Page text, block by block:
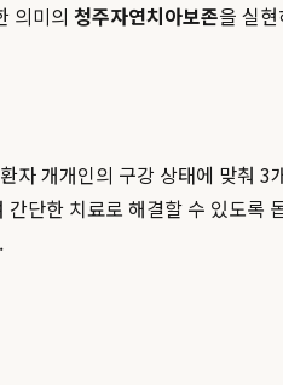
의미의 청주자연치아보존을 실
자 개개인의 구강 상태에 맞춰 3
단한 치료로 해결할 수 있도록